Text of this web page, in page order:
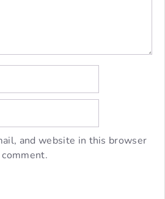
and website in this browser